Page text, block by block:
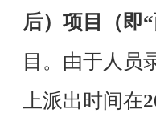
后）项目（即
目。由于人员
上派出时间在